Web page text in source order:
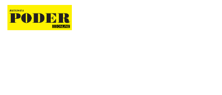
Revista Poder